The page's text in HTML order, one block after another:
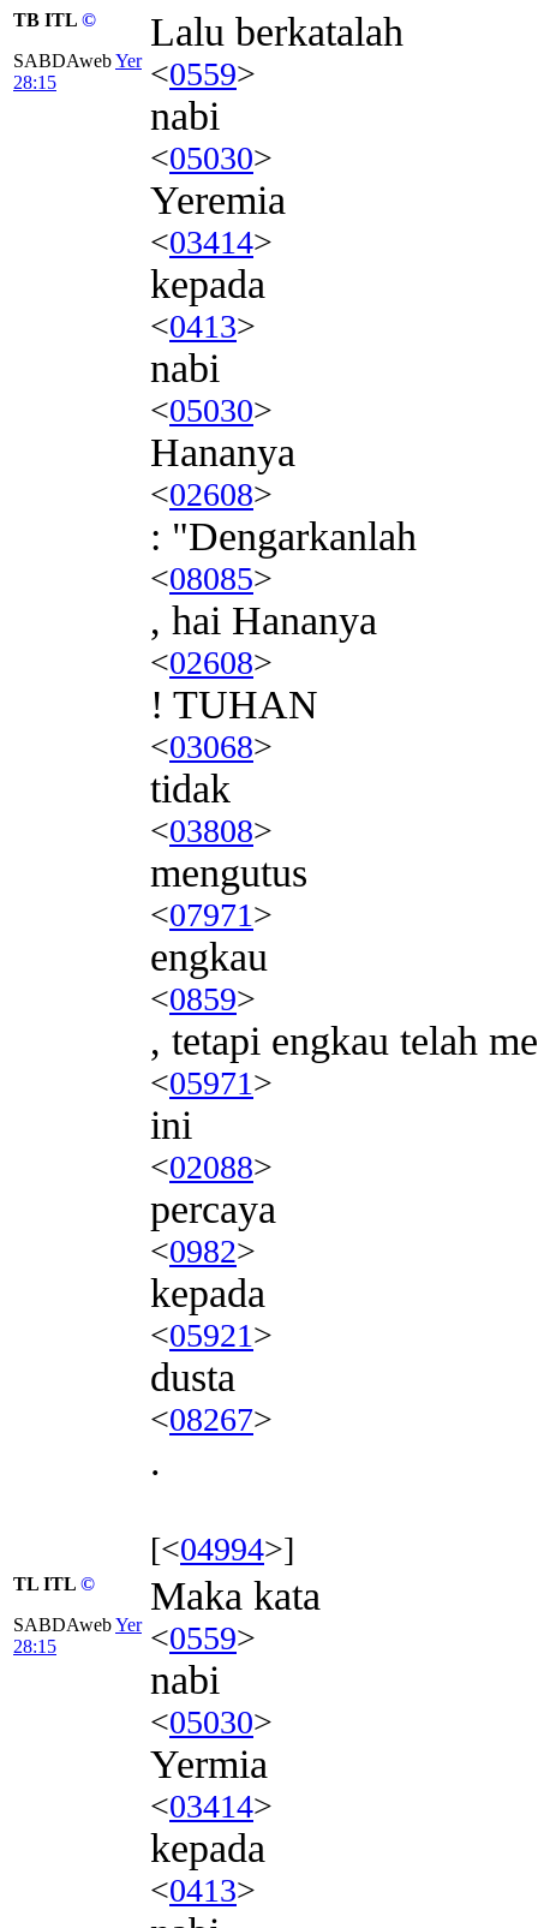
TB ITL ©
SABDAwebYer
28:15
Lalu berkatalah
<0559>
nabi
<05030>
Yeremia
<03414>
kepada
<0413>
nabi
<05030>
Hananya
<02608>
: "Dengarkanlah
<08085>
, hai Hananya
<02608>
! TUHAN
<03068>
tidak
<03808>
mengutus
<07971>
engkau
<0859>
, tetapi engkau telah
<05971>
ini
<02088>
percaya
<0982>
kepada
<05921>
dusta
<08267>
.
[<04994>]
TL ITL ©
SABDAwebYer
28:15
Maka kata
<0559>
nabi
<05030>
Yermia
<03414>
kepada
<0413>